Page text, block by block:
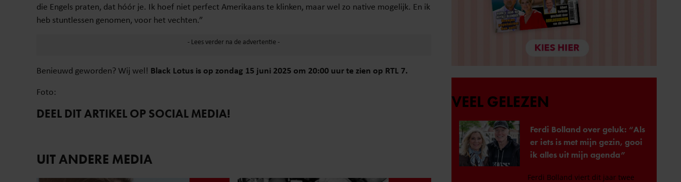
die Engels praten, dat hóór je. Ik hoef niet perfect Amerikaans te klinken, maar wel zo native mogelijk. En ik
heb stuntlessen genomen, voor het vechten.”
Benieuwd geworden? Wij wel! Black Lotus is op zondag 15 juni 2025 om 20:00 uur te zien op RTL 7.
Foto:
DEEL DIT ARTIKEL OP SOCIAL MEDIA!
UIT ANDERE MEDIA